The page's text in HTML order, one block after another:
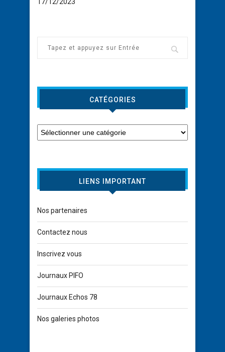
CATÉGORIES
LIENS IMPORTANT
Nos partenaires
Contactez nous
Inscrivez vous
Journaux PIFO
Journaux Echos 78
Nos galeries photos